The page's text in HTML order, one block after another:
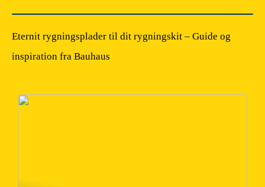
Eternit rygningsplader til dit rygningskit – Guide og
inspiration fra Bauhaus